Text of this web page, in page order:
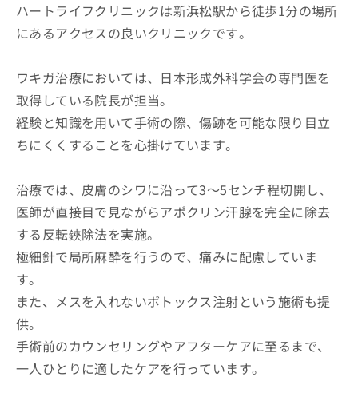
ハートライフクリニックは新浜松駅から徒歩1分の場所
にあるアクセスの良いクリニックです。
ワキガ治療においては、日本形成外科学会の専門医を
取得している院長が担当。
経験と知識を用いて手術の際、傷跡を可能な限り目立
ちにくくすることを心掛けています。
治療では、皮膚のシワに沿って3～5センチ程切開し、
医師が直接目で見ながらアポクリン汗腺を完全に除去
する反転鋏除法を実施。
極細針で局所麻酔を行うので、痛みに配慮していま
す。
また、メスを入れないボトックス注射という施術も提
供。
手術前のカウンセリングやアフターケアに至るまで、
一人ひとりに適したケアを行っています。